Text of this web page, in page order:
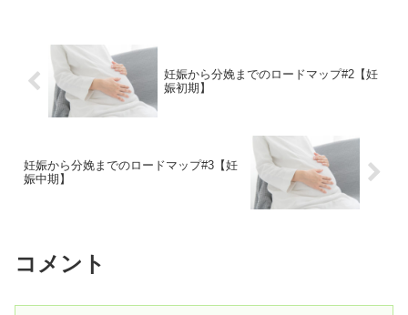
妊娠から分娩までのロードマップ#2【妊
娠初期】
妊娠から分娩までのロードマップ#3【妊
娠中期】
コメント